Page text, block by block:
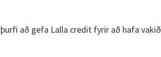
að gefa Lalla credit fyrir að hafa vakið